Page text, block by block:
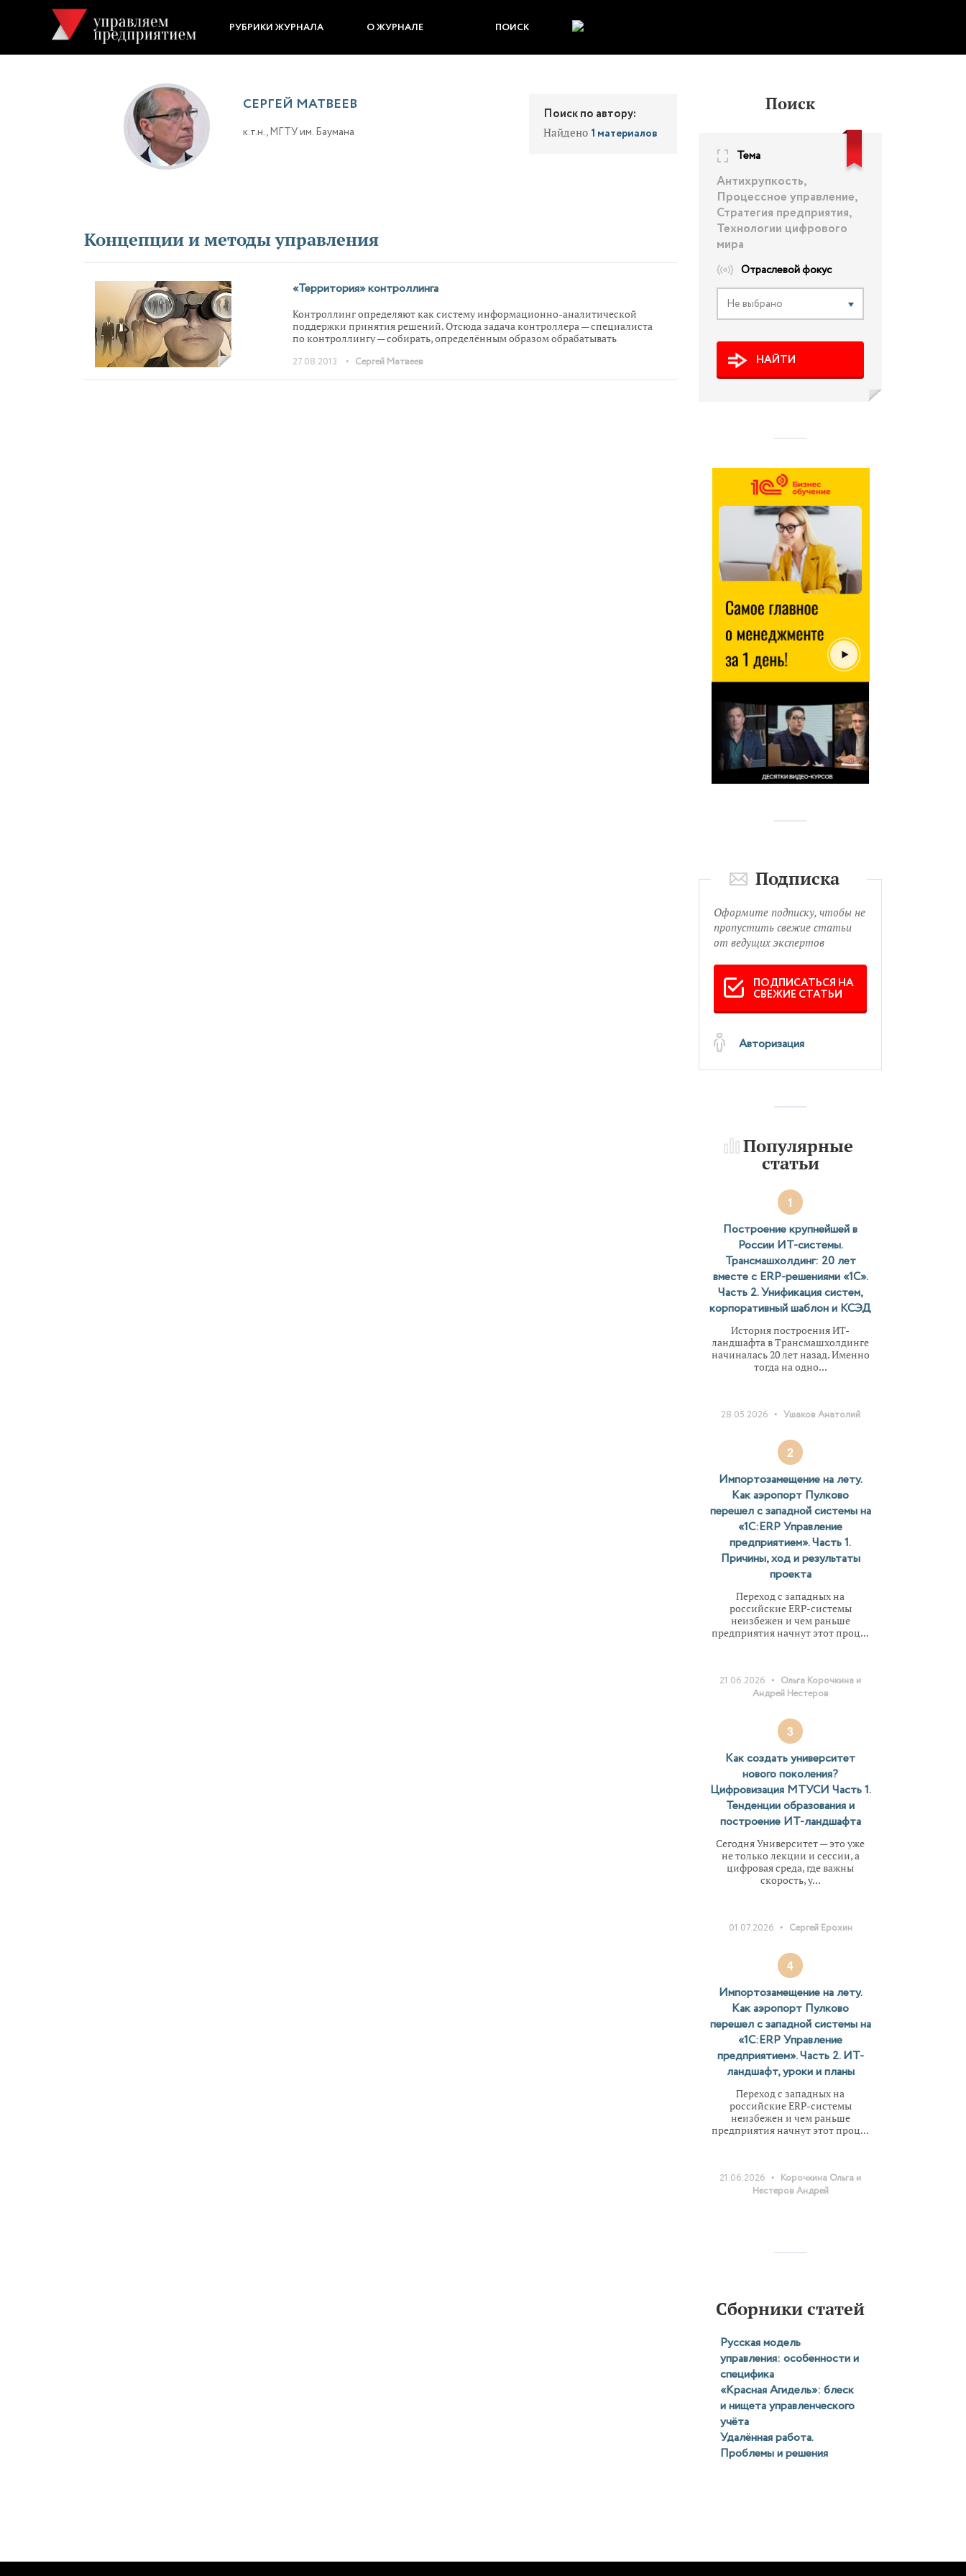
РУБРИКИ ЖУРНАЛА О ЖУРНАЛЕ ПОИСК
СЕРГЕЙ МАТВЕЕВ
к.т.н., МГТУ им. Баумана
Поиск по автору:
Найдено 1 материалов
Концепции и методы управления
«Территория» контроллинга
Контроллинг определяют как систему информационно-аналитической
поддержки принятия решений. Отсюда задача контроллера — специалиста
по контроллингу — собирать, определённым образом обрабатывать
Решения же принимают другие лица. Поэтому для профессиональной
27.08.2013 • Сергей Матвеев
Поиск
Тема
Антихрупкость,
Процессное управление,
Стратегия предприятия,
Технологии цифрового
мира
Отраслевой фокус
Не выбрано
НАЙТИ
Подписка
Оформите подписку, чтобы не
пропустить свежие статьи
от ведущих экспертов
ПОДПИСАТЬСЯ НА
СВЕЖИЕ СТАТЬИ
Авторизация
Популярные
статьи
1
Построение крупнейшей в
России ИТ-системы.
Трансмашхолдинг: 20 лет
вместе с ERP-решениями «1С».
Часть 2. Унификация систем,
корпоративный шаблон и КСЭД
История построения ИТ-
ландшафта в Трансмашхолдинге
начиналась 20 лет назад. Именно
тогда на одно...
28.05.2026 • Ушаков Анатолий
2
Импортозамещение на лету.
Как аэропорт Пулково
перешел с западной системы на
«1С:ERP Управление
предприятием». Часть 1.
Причины, ход и результаты
проекта
Переход с западных на
российские ERP-системы
неизбежен и чем раньше
предприятия начнут этот проц...
21.06.2026 • Ольга Корочкина и
Андрей Нестеров
3
Как создать университет
нового поколения?
Цифровизация МТУСИ Часть 1.
Тенденции образования и
построение ИТ-ландшафта
Сегодня Университет — это уже
не только лекции и сессии, а
цифровая среда, где важны
скорость, у...
01.07.2026 • Сергей Ерохин
4
Импортозамещение на лету.
Как аэропорт Пулково
перешел с западной системы на
«1С:ERP Управление
предприятием». Часть 2. ИТ-
ландшафт, уроки и планы
Переход с западных на
российские ERP-системы
неизбежен и чем раньше
предприятия начнут этот проц...
21.06.2026 • Корочкина Ольга и
Нестеров Андрей
Сборники статей
Русская модель
управления: особенности и
специфика
«Красная Агидель»: блеск
и нищета управленческого
учёта
Удалённая работа.
Проблемы и решения